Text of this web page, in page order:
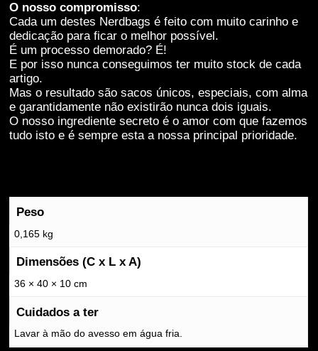
O nosso compromisso:
Cada um destes Nerdbags é feito com muito carinho e
dedicação para ficar o melhor possível.
É um processo demorado? É!
E por isso nunca conseguimos ter muito stock de cada
artigo.
Mas o resultado são sacos únicos, especiais, com alma
e garantidamente não existirão nunca dois iguais.
O nosso ingrediente secreto é o amor com que fazemos
tudo isto e é sempre esta a nossa principal prioridade.
Peso
0,165 kg
Dimensões (C x L x A)
36 × 40 × 10 cm
Cuidados a ter
Lavar à mão do avesso em água fria.
estas cookies,
algumas
funcionalidades
desaparecerão
do website.
Marketing
Partilhar os teus
possibilidade de
veres conteúdos
personalizados.